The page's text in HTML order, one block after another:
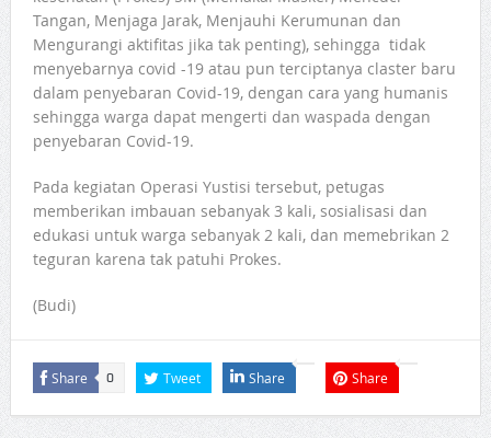
Tangan, Menjaga Jarak, Menjauhi Kerumunan dan
Mengurangi aktifitas jika tak penting), sehingga tidak
menyebarnya covid -19 atau pun terciptanya claster baru
dalam penyebaran Covid-19, dengan cara yang humanis
sehingga warga dapat mengerti dan waspada dengan
penyebaran Covid-19.
Pada kegiatan Operasi Yustisi tersebut, petugas
memberikan imbauan sebanyak 3 kali, sosialisasi dan
edukasi untuk warga sebanyak 2 kali, dan memebrikan 2
teguran karena tak patuhi Prokes.
(Budi)
Share 0 Tweet Share Share